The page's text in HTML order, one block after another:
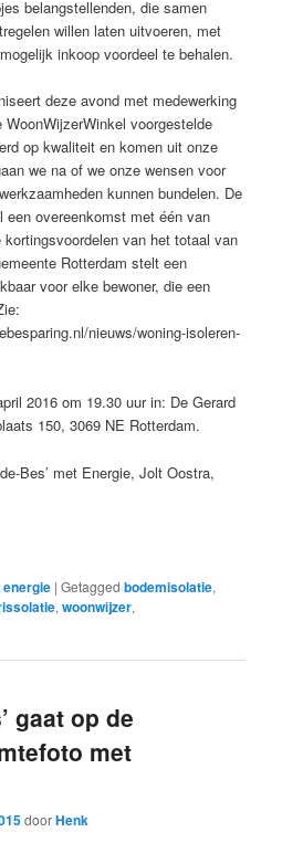
belangstellenden, die samen
willen laten uitvoeren, met
inkoop voordeel te behalen.
deze avond met medewerking
WoonWijzerWinkel voorgestelde
op kwaliteit en komen uit onze
we na of we onze wensen voor
kunnen bundelen. De
een overeenkomst met één van
van het totaal van
Rotterdam stelt een
voor elke bewoner, die een
nieuws/woning-isoleren-
2016 om 19.30 uur in: De Gerard
150, 3069 NE Rotterdam.
Bes’ met Energie, Jolt Oostra,
|Getagged bodemisolatie,
,woonwijzer,
gaat op de
met
doorHenk